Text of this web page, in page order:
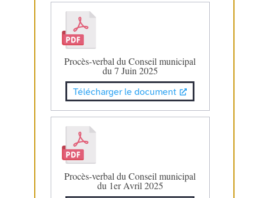
Procès-verbal du Conseil municipal
du 7 Juin 2025
Télécharger le document
Procès-verbal du Conseil municipal
du 1er Avril 2025